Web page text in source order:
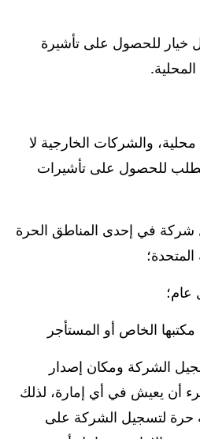
خيار للحصول على تأشيرة
والشركات الخارجية لا
للحصول على تأشيرات
شركة في إحدى المناطق الحرة
عام؛
الخاص أو المستأجر
الشركة ومكان إصدار
أن يعيش في أي إمارة، لذلك
حرة لتسجيل الشركة على